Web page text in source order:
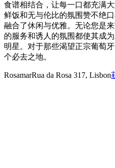
食谱相结合，让每一口都充满
鲜饭和无与伦比的氛围赞不绝
融合了休闲与优雅。无论您是
的服务和诱人的氛围都使其成
明星。对于那些渴望正宗葡萄
个必去之地。
RosamarRua da Rosa 317, Lisbon